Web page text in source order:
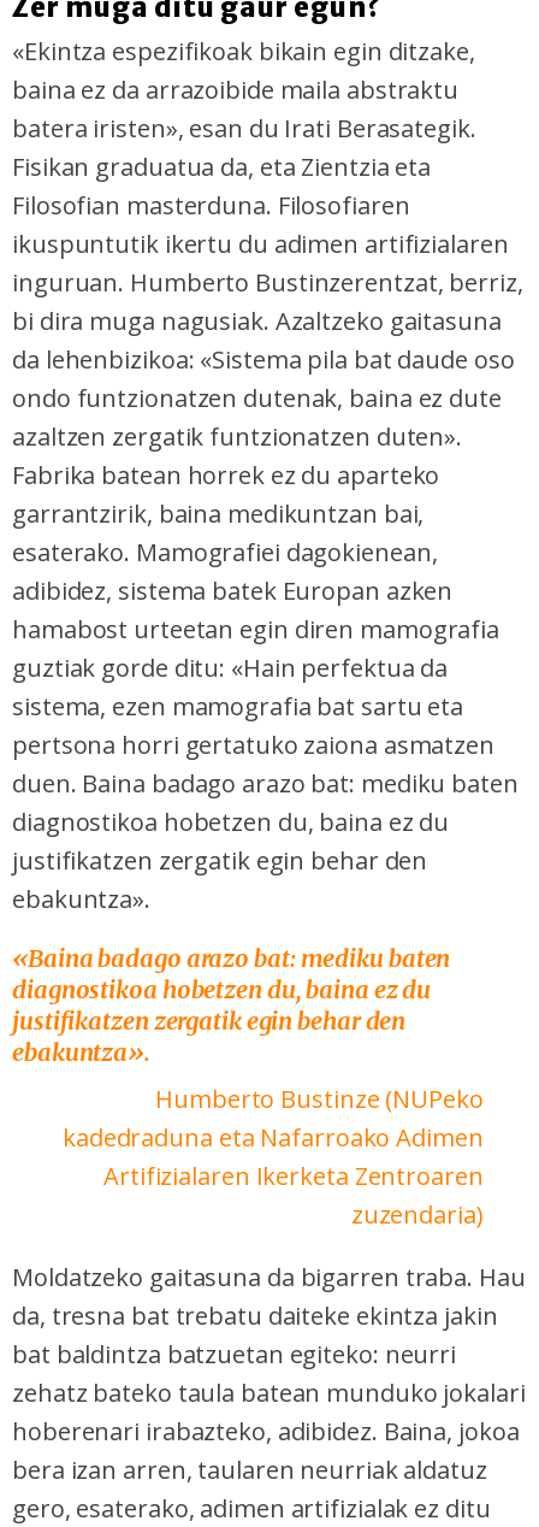
Zer muga ditu gaur egun?
«Ekintza espezifikoak bikain egin ditzake,
baina ez da arrazoibide maila abstraktu
batera iristen», esan du Irati Berasategik.
Fisikan graduatua da, eta Zientzia eta
Filosofian masterduna. Filosofiaren
ikuspuntutik ikertu du adimen artifizialaren
inguruan. Humberto Bustinzerentzat, berriz,
bi dira muga nagusiak. Azaltzeko gaitasuna
da lehenbizikoa: «Sistema pila bat daude oso
ondo funtzionatzen dutenak, baina ez dute
azaltzen zergatik funtzionatzen duten».
Fabrika batean horrek ez du aparteko
garrantzirik, baina medikuntzan bai,
esaterako. Mamografiei dagokienean,
adibidez, sistema batek Europan azken
hamabost urteetan egin diren mamografia
guztiak gorde ditu: «Hain perfektua da
sistema, ezen mamografia bat sartu eta
pertsona horri gertatuko zaiona asmatzen
duen. Baina badago arazo bat: mediku baten
diagnostikoa hobetzen du, baina ez du
justifikatzen zergatik egin behar den
ebakuntza».
«Baina badago arazo bat: mediku baten
diagnostikoa hobetzen du, baina ez du
justifikatzen zergatik egin behar den
ebakuntza».
Humberto Bustinze (NUPeko
kadedraduna eta Nafarroako Adimen
Artifizialaren Ikerketa Zentroaren
zuzendaria)
Moldatzeko gaitasuna da bigarren traba. Hau
da, tresna bat trebatu daiteke ekintza jakin
bat baldintza batzuetan egiteko: neurri
zehatz bateko taula batean munduko jokalari
hoberenari irabazteko, adibidez. Baina, jokoa
bera izan arren, taularen neurriak aldatuz
gero, esaterako, adimen artifizialak ez ditu